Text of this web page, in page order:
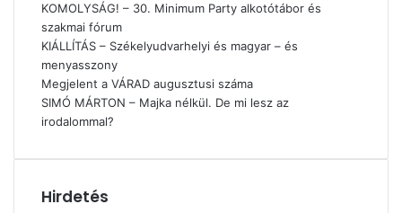
KOMOLYSÁG! – 30. Minimum Party alkotótábor és
szakmai fórum
KIÁLLÍTÁS – Székelyudvarhelyi és magyar – és
menyasszony
Megjelent a VÁRAD augusztusi száma
SIMÓ MÁRTON – Majka nélkül. De mi lesz az
irodalommal?
Hirdetés